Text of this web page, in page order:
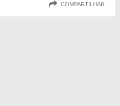
COMPARTILHAR